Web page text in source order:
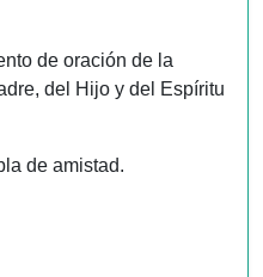
de oración de la
del Hijo y del Espíritu
de amistad.